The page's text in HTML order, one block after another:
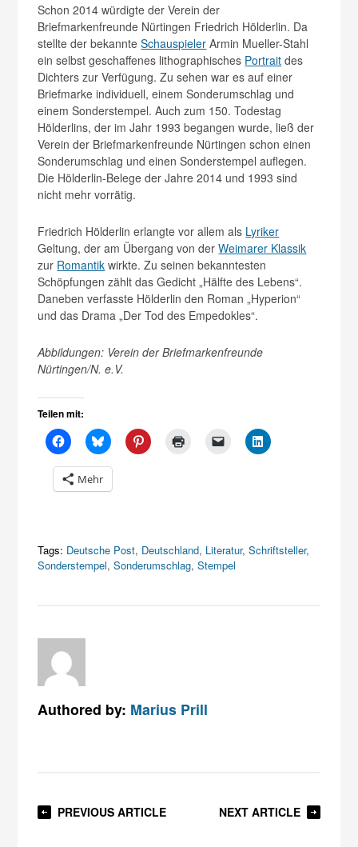
Schon 2014 würdigte der Verein der
Briefmarkenfreunde Nürtingen Friedrich Hölderlin. Da
stellte der bekannteSchauspieler Armin Mueller-Stahl
ein selbst geschaffenes lithographisches Portrait des
Dichters zur Verfügung. Zu sehen war es auf einer
Briefmarke individuell, einem Sonderumschlag und
einem Sonderstempel. Auch zum 150. Todestag
Hölderlins, der im Jahr 1993 begangen wurde, ließ der
Verein der Briefmarkenfreunde Nürtingen schon einen
Sonderumschlag und einen Sonderstempel auflegen.
Die Hölderlin-Belege der Jahre 2014 und 1993 sind
nicht mehr vorrätig.
Friedrich Hölderlin erlangte vor allem als Lyriker
Geltung, der am Übergang von derWeimarer Klassik
zur Romantik wirkte. Zu seinen bekanntesten
Schöpfungen zählt das Gedicht „Hälfte des Lebens“.
Daneben verfasste Hölderlin den Roman „Hyperion“
und das Drama „Der Tod des Empedokles“.
Abbildungen: Verein der Briefmarkenfreunde
Nürtingen/N. e.V.
Teilen mit:
Mehr
Tags: Deutsche Post, Deutschland, Literatur,Schriftsteller,
Sonderstempel,Sonderumschlag,Stempel
Authored by: Marius Prill
PREVIOUS ARTICLE NEXT ARTICLE